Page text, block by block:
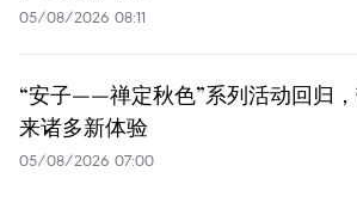
05/08/2026 08:11
“安子——禅定秋色”系列活动回归
来诸多新体验
05/08/2026 07:00